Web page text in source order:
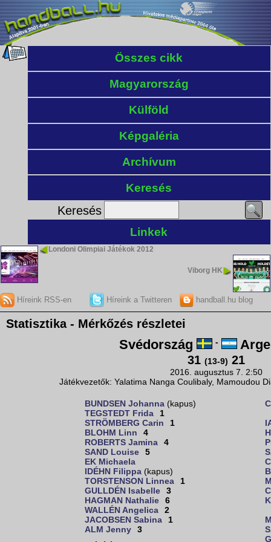
Összes cikk
Magyarország
Külföld
Képgaléria
Archívum
Keresés
Keresés
Linkek
Londoni Olimpiai Játékok 2012
Viborg HK
Híreink RSS-en Híreink a Twitteren handball.hu blog
Statisztika - Mérkőzés részletei
Svédország -
31 (13-9) 21
2016. augusztus 7. 2:50
Játékvezetők: Yalatima Nanga Coulibaly, Mamoudou
BUNDSEN Johanna (kapus)
TEGSTEDT Frida
1
STRÖMBERG Carin
1
BLOHM Linn
4
ROBERTS Jamina
4
SAND Louise
5
EK Michaela
IDÉHN Filippa (kapus)
TORSTENSON Linnea
1
GULLDÉN Isabelle
3
HAGMAN Nathalie
6
WALLÉN Angelica
2
JACOBSEN Sabina
1
ALM Jenny
3